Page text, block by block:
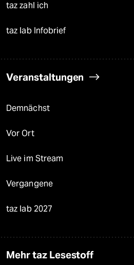
taz zahl ich
taz lab Infobrief
Veranstaltungen
Demnächst
Vor Ort
Live im Stream
Vergangene
taz lab 2027
Mehr taz Lesestoff